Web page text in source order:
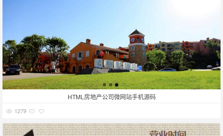
HTML房地产公司微网站手机源码
1279